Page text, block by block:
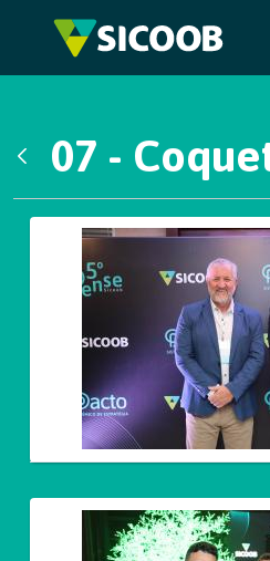
Pular para o Conteúdo principal
07 -
Galeria de Mídias